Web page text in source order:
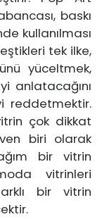
baskı
kullanılması
tek ilke,
yüceltmek,
anlatacağını
reddetmektir.
çok dikkat
biri olarak
bir vitrin
vitrinleri
bir vitrin